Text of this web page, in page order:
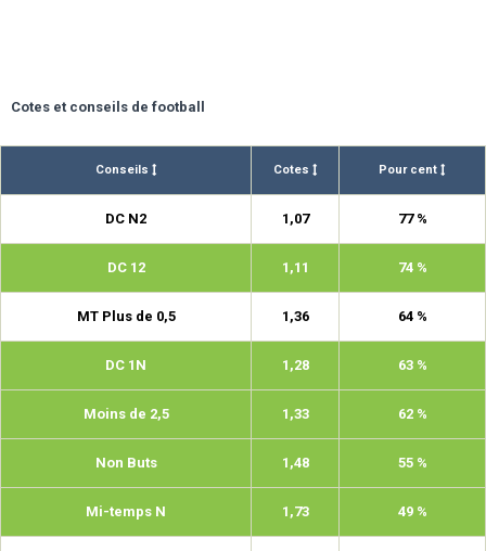
Cotes et conseils de football
Conseils Cotes Pour cent
DC N2 1,07 77 %
DC 12 1,11 74 %
MT Plus de 0,5 1,36 64 %
DC 1N 1,28 63 %
Moins de 2,5 1,33 62 %
Non Buts 1,48 55 %
Mi-temps N 1,73 49 %